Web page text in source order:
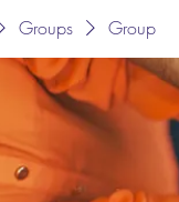
Groups Group